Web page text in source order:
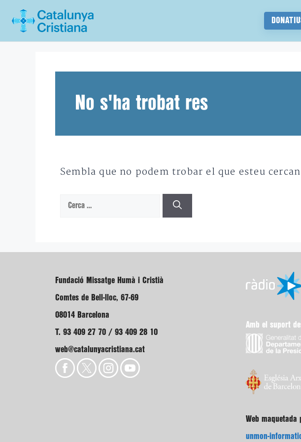
No s'ha trobat res
Sembla que no podem trobar el que esteu
Cerca:
Fundació Missatge Humà i Cristià
Comtes de Bell-lloc, 67-69
08014 Barcelona
T. 93 409 27 70 / 93 409 28 10
web@catalunyacristiana.cat
Amb el suport
Web maquetada
unmon-